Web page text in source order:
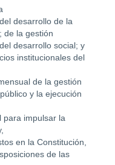
desarrollo de la
de la gestión
desarrollo social; y
institucionales del
de la gestión
y la ejecución
para impulsar la
en la Constitución,
de las